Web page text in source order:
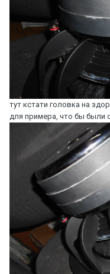
тут кстати головка на
для примера, что бы были